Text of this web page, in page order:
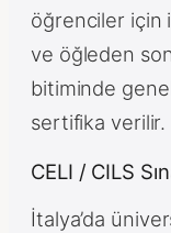
öğrenciler için
ve öğleden
bitiminde
sertifika verilir.
CELI / CILS
İtalya’da